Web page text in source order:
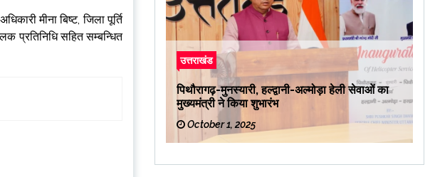
मीना बिष्ट, जिला पूर्ति
प्रतिनिधि सहित सम्बन्धित
उत्तराखंड
पिथौरागढ़-मुनस्यारी, हल्द्वानी-अल्मोड़ा हेली सेवाओं का
मुख्यमंत्री ने किया शुभारंभ
October 1, 2025